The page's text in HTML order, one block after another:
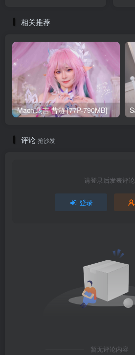
相关推荐
Machi馬吉 昔涟 [77P-790MB]
评论 抢沙发
请登录后发表评论
登录
暂无评论内容